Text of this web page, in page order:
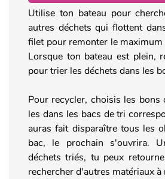
Utilise ton bateau pour
autres déchets qui flottent
filet pour remonter le maximum
Lorsque ton bateau est plein,
pour trier les déchets dans les
Pour recycler, choisis les bons
les dans les bacs de tri
auras fait disparaître tous les
bac, le prochain s'ouvrira.
déchets triés, tu peux
rechercher d'autres matériaux à